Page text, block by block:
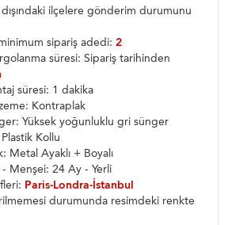
ilçelere gönderim durumunu
sipariş adedi: 2
süresi: Sipariş tarihinden
süresi: 1 dakika
Kontraplak
Yüksek yoğunluklu gri sünger
Kollu
Metal Ayaklı + Boyalı
Menşei: 24 Ay - Yerli
Paris-Londra-İstanbul
durumunda resimdeki renkte